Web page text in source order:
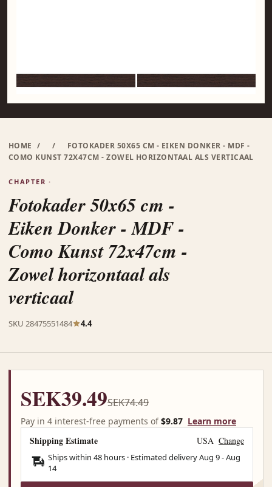
HOME / /
FOTOKADER 50X65 CM - EIKEN DONKER - MDF -
COMO KUNST 72X47CM - ZOWEL HORIZONTAAL ALS VERTICAAL
CHAPTER ·
Fotokader 50x65 cm -
Eiken Donker - MDF -
Como Kunst 72x47cm -
Zowel horizontaal als
verticaal
SKU 28475551484 4.4
SEK39.49SEK74.49
Pay in 4 interest-free payments of$9.87 Learn more
Shipping Estimate USA Change
Ships within 48 hours · Estimated deliveryAug 9-Aug
14